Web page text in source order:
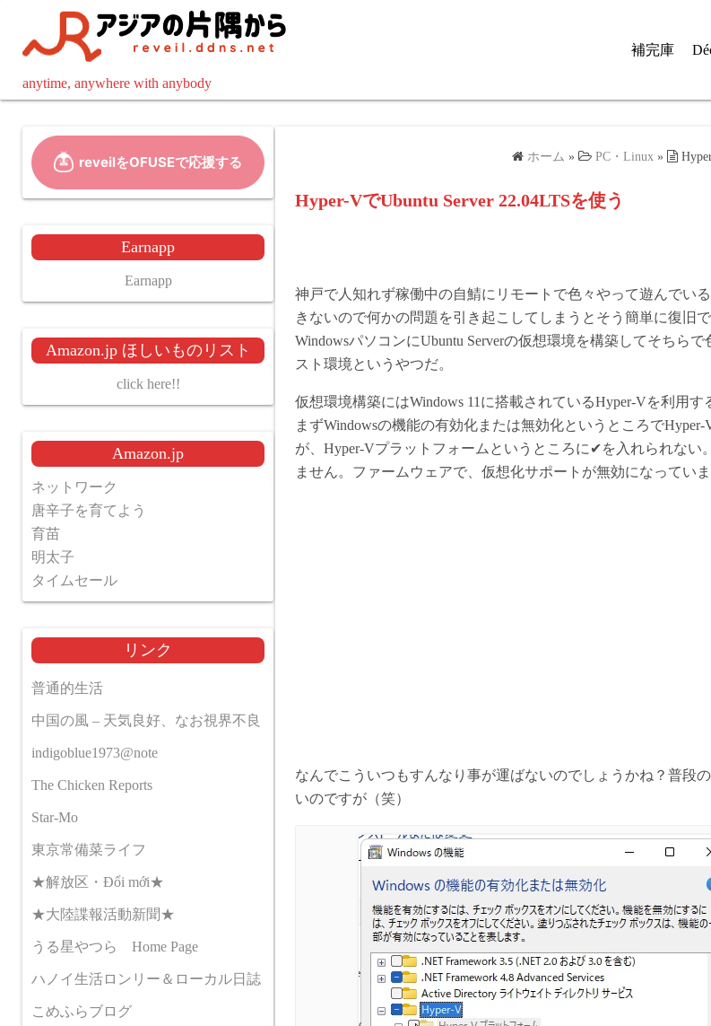
ツ
anytime, anywhere with anybody
補完庫
ホーム » PC・Linux »
Hyper-VでUbuntu Server 22.04LTSを使う
神戸で人知れず稼働中の自鯖にリモートで色々やって遊んでい
きないので何かの問題を引き起こしてしまうとそう簡単に復旧
WindowsパソコンにUbuntu Serverの仮想環境を構築してそちら
スト環境というやつだ。
仮想環境構築にはWindows 11に搭載されているHyper-Vを利用す
まずWindowsの機能の有効化または無効化というところで
が、Hyper-Vプラットフォームというところに✔を入れられない
ません。ファームウェアで、仮想化サポートが無効になっていま
なんでこういつもすんなり事が運ばないのでしょうかね？普段
いのですが（笑）
Earnapp
Earnapp
Amazon.jp ほしいものリスト
click here!!
Amazon.jp
ネットワーク
唐辛子を育てよう
育苗
明太子
タイムセール
リンク
普通的生活
中国の風 – 天気良好、なお視界不良
indigoblue1973@note
The Chicken Reports
Star-Mo
東京常備菜ライフ
★解放区・Đổi mới★
★大陸諜報活動新聞★
うる星やつら Home Page
ハノイ生活ロンリー＆ローカル日誌
こめふらブログ